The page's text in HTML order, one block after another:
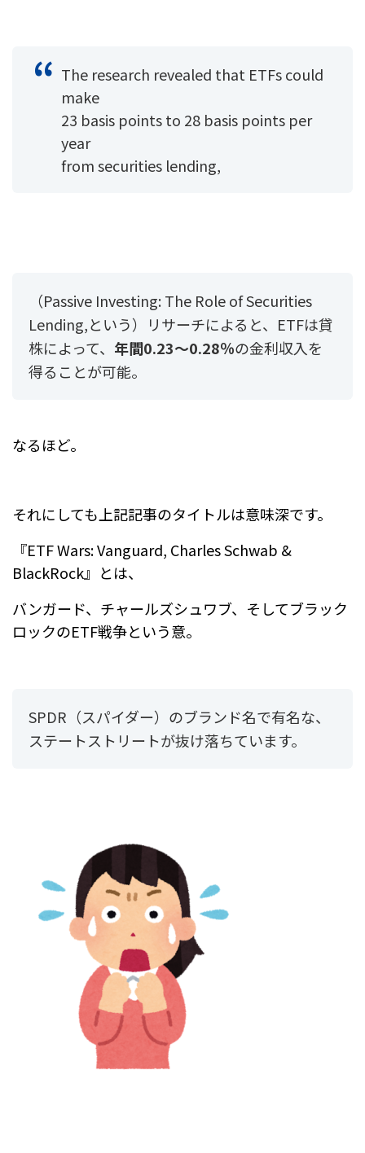
The research revealed that ETFs could
make
23 basis points to 28 basis points per
year
from securities lending,
（Passive Investing: The Role of Securities
Lending,という）リサーチによると、 ETFは貸
株によって、 年間0.23～0.28％の金利収入を
得ることが可能。
なるほど。
それにしても上記記事のタイトルは意味深です。
『ETF Wars: Vanguard, Charles Schwab &
BlackRock』とは、
バンガード、チャールズシュワブ、そしてブラック
ロックのETF戦争という意。
SPDR（スパイダー）のブランド名で有名な、
ステートストリートが抜け落ちています。